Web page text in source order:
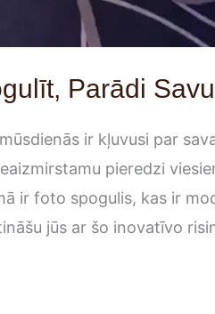
Parādi
ir kļuvusi par
pieredzi
ir foto spogulis, kas ir
jūs ar šo inovatīvo